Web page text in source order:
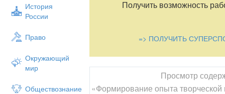
История
России
Право
Окружающий
мир
Обществознание
Получить возможность
=> ПОЛУЧИТЬ
Просмотр
«Формирование опыта творческой